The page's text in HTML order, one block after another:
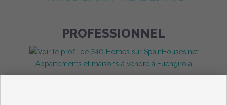
PROFESSIONNEL
Appartements et maisons à vendre à Fuengirola